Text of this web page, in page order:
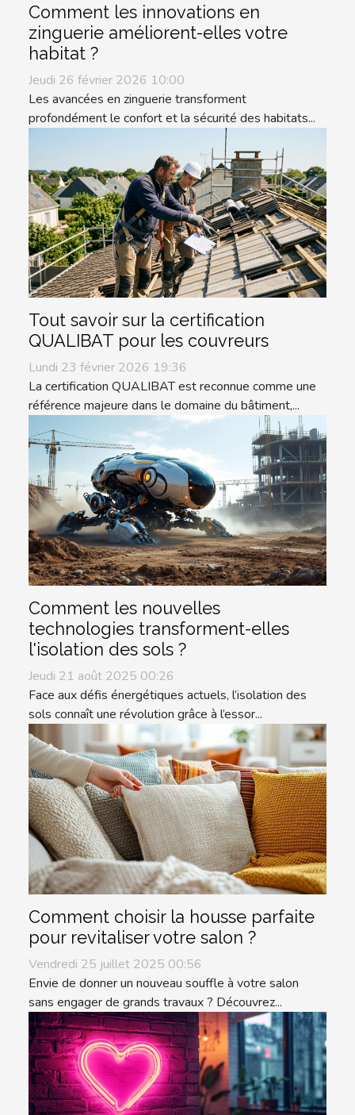
Comment les innovations en
zinguerie améliorent-elles votre
habitat ?
Jeudi 26 février 2026 10:00
Les avancées en zinguerie transforment
profondément le confort et la sécurité des habitats...
Tout savoir sur la certification
QUALIBAT pour les couvreurs
Lundi 23 février 2026 19:36
La certification QUALIBAT est reconnue comme une
référence majeure dans le domaine du bâtiment,...
Comment les nouvelles
technologies transforment-elles
l'isolation des sols ?
Jeudi 21 août 2025 00:26
Face aux défis énergétiques actuels, l’isolation des
sols connaît une révolution grâce à l’essor...
Comment choisir la housse parfaite
pour revitaliser votre salon ?
Vendredi 25 juillet 2025 00:56
Envie de donner un nouveau souffle à votre salon
sans engager de grands travaux ? Découvrez...